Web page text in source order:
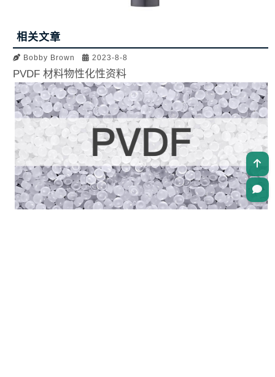
相关文章
Bobby Brown 2023-8-8
PVDF 材料物性化性资料